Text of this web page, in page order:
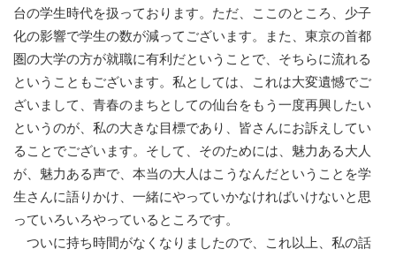
台の学生時代を扱っております。ただ、ここのところ、少子
化の影響で学生の数が減ってございます。また、東京の首都
圏の大学の方が就職に有利だということで、そちらに流れる
ということもございます。私としては、これは大変遺憾でご
ざいまして、青春のまちとしての仙台をもう一度再興したい
というのが、私の大きな目標であり、皆さんにお訴えしてい
ることでございます。そして、そのためには、魅力ある大人
が、魅力ある声で、本当の大人はこうなんだということを学
生さんに語りかけ、一緒にやっていかなければいけないと思
っていろいろやっているところです。
ついに持ち時間がなくなりましたので、これ以上、私の話